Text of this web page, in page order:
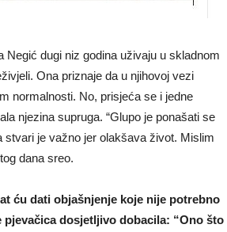
dugi niz godina uživaju u skladnom
Ona priznaje da u njihovoj vezi
normalnosti. No, prisjeća se i jedne
njezina supruga. “Glupo je ponašati se
stvari je važno jer olakšava život. Mislim
dana sreo.
ću dati objašnjenje koje nije potrebno
dosjetljivo dobacila: “Ono što